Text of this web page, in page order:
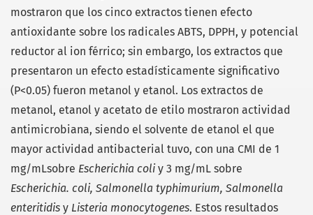
mostraron que los cinco extractos tienen efecto
antioxidante sobre los radicales ABTS, DPPH, y potencial
reductor al ion férrico; sin embargo, los extractos que
presentaron un efecto estadísticamente significativo
(P<0.05) fueron metanol y etanol. Los extractos de
metanol, etanol y acetato de etilo mostraron actividad
antimicrobiana, siendo el solvente de etanol el que
mayor actividad antibacterial tuvo, con una CMI de 1
mg/mLsobre Escherichia coliy 3 mg/mL sobre
Escherichia. coli, Salmonella typhimurium, Salmonella
enteritidis y Listeria monocytogenes. Estos resultados